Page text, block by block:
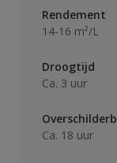
Rendement
14-16 m²/L
Droogtijd
Ca. 3 uur
Ca. 18 uur